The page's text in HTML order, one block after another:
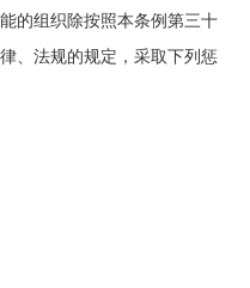
的组织除按照本条例第三十
、法规的规定，采取下列惩